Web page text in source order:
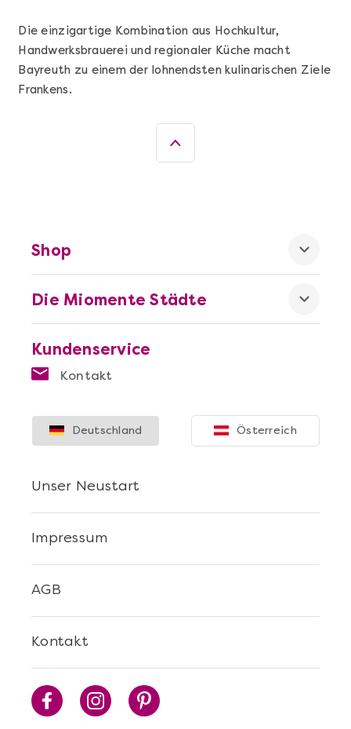
Mehr anzeigen
Geschenkbox 100€
Sushi-Kochkurs@Home
Mehr anzeigen
Wein- & Käse-Genuss@Home für 2
Die einzigartige Kombination aus Hochkultur,
Handwerksbrauerei und regionaler Küche macht
Bayreuth zu einem der lohnendsten kulinarischen Ziele
Frankens.
Kundenservice
Kontakt
Die Miomente Städte
Shop
Kontakt
AGB
Impressum
Unser Neustart
Deutschland Österreich